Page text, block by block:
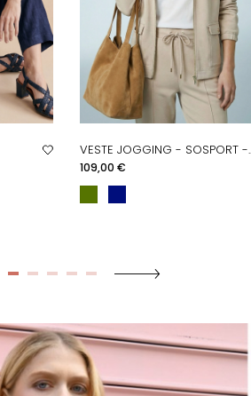
VESTE JOGGING - SOSPORT -
Prix
109,00 €